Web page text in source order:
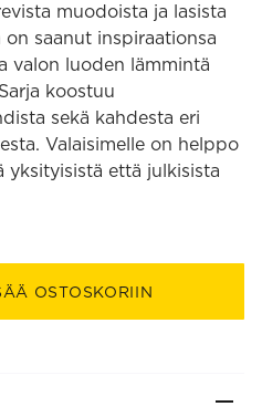
muodoista ja lasista
saanut inspiraationsa
valon luoden lämmintä
koostuu
sekä kahdesta eri
Valaisimelle on helppo
yksityisistä että julkisista
OSTOSKORIIN